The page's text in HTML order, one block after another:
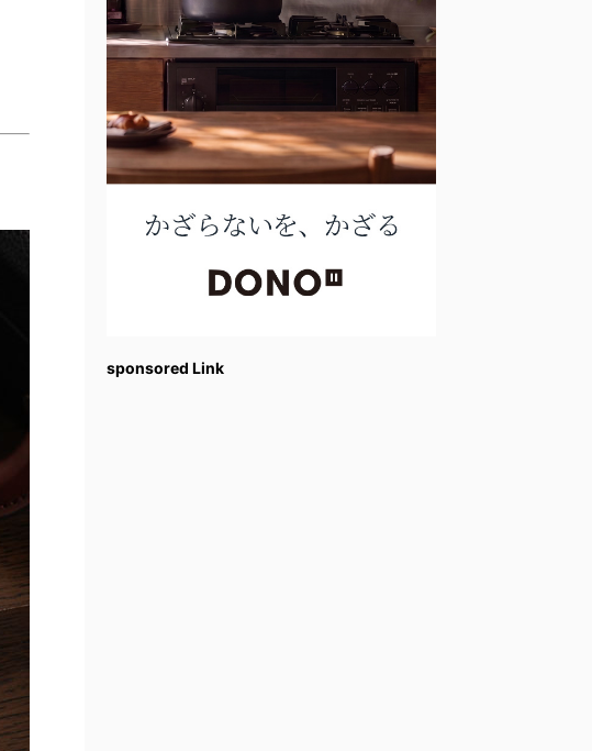
sponsored Link